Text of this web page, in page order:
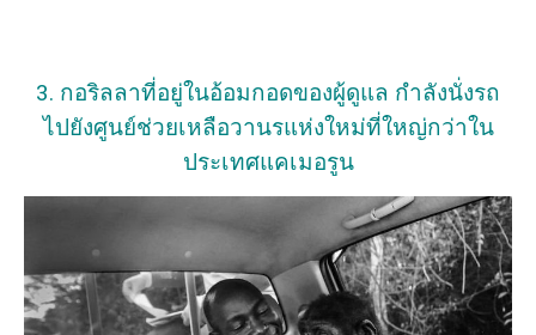
3. กอริลลาที่อยู่ในอ้อมกอดของผู้ดูแล กำลังนั่งรถ
ไปยังศูนย์ช่วยเหลือวานรแห่งใหม่ที่ใหญ่กว่าใน
ประเทศแคเมอรูน